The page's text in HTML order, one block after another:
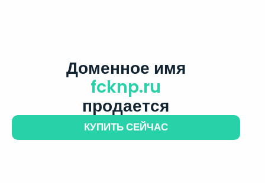
Доменное имя
fcknp.ru
продается
КУПИТЬ СЕЙЧАС